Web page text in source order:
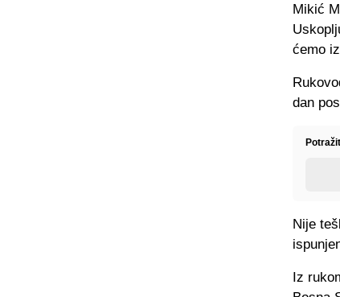
Mikić
ćemo
dan
Nije
Iz